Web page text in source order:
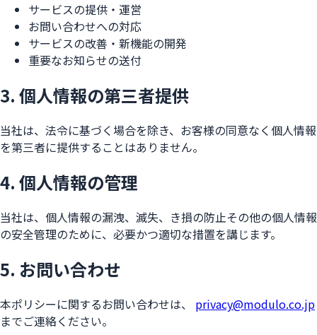
サービスの提供・運営
お問い合わせへの対応
サービスの改善・新機能の開発
重要なお知らせの送付
3. 個人情報の第三者提供
当社は、法令に基づく場合を除き、お客様の同意なく個人情報
を第三者に提供することはありません。
4. 個人情報の管理
当社は、個人情報の漏洩、滅失、き損の防止その他の個人情報
の安全管理のために、必要かつ適切な措置を講じます。
5. お問い合わせ
本ポリシーに関するお問い合わせは、
privacy@modulo.co.jp
までご連絡ください。